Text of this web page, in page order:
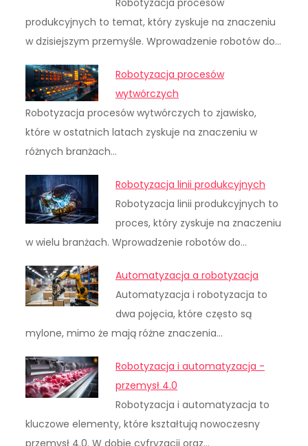
Robotyzacja procesów
produkcyjnych to temat, który zyskuje na znaczeniu
w dzisiejszym przemyśle. Wprowadzenie robotów do…
Robotyzacja procesów
wytwórczych
Robotyzacja procesów wytwórczych to zjawisko,
które w ostatnich latach zyskuje na znaczeniu w
różnych branżach…
Robotyzacja linii produkcyjnych
Robotyzacja linii produkcyjnych to
proces, który zyskuje na znaczeniu
w wielu branżach. Wprowadzenie robotów do…
Automatyzacja a robotyzacja
Automatyzacja i robotyzacja to
dwa pojęcia, które często są
mylone, mimo że mają różne znaczenia…
Robotyzacja i automatyzacja -
przemysł 4.0
Robotyzacja i automatyzacja to
kluczowe elementy, które kształtują nowoczesny